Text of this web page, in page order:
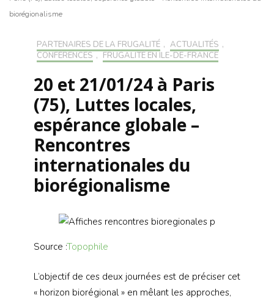
biorégionalisme
PARTENAIRES DE LA FRUGALITÉ , ACTUALITÉS ,
CONFÉRENCES , FRUGALITÉ EN ILE-DE-FRANCE
20 et 21/01/24 à Paris
(75), Luttes locales,
espérance globale –
Rencontres
internationales du
biorégionalisme
Source :Topophile
L’objectif de ces deux journées est de préciser cet
« horizon biorégional » en mêlant les approches,